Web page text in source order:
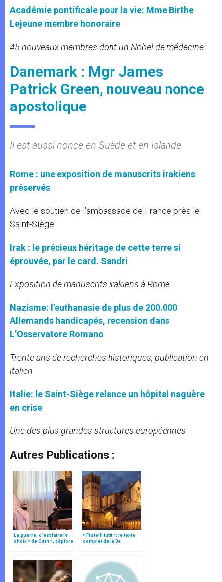
Académie pontificale pour la vie: Mme Birthe
Lejeune membre honoraire
45 nouveaux membres dont un Nobel de médecine
Danemark : Mgr James
Patrick Green, nouveau nonce
apostolique
Il est aussi nonce en Suède et en Islande
Rome : une exposition de manuscrits irakiens
préservés
Avec le soutien de l’ambassade de France près le
Saint-Siège
Irak : le précieux héritage de cette terre si
éprouvée, par le card. Sandri
Exposition de manuscrits irakiens à Rome
Nazisme: l’euthanasie de plus de 200.000
Allemands handicapés, recension dans
L’Osservatore Romano
Trente ans de recherches historiques, publication en
italien
Italie: le Saint-Siège relance un hôpital naguère
en crise
Une des plus grandes structures européennes
Autres Publications :
La guerre, c’est faire le
choix « de Caïn », déplore
« Fratelli tutti »: le texte
complet de la 3e